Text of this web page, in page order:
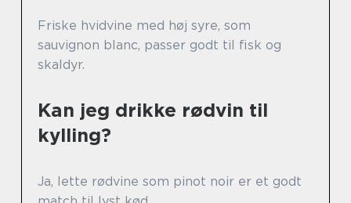
Friske hvidvine med høj syre, som
sauvignon blanc, passer godt til fisk og
skaldyr.
Kan jeg drikke rødvin til
kylling?
Ja, lette rødvine som pinot noir er et godt